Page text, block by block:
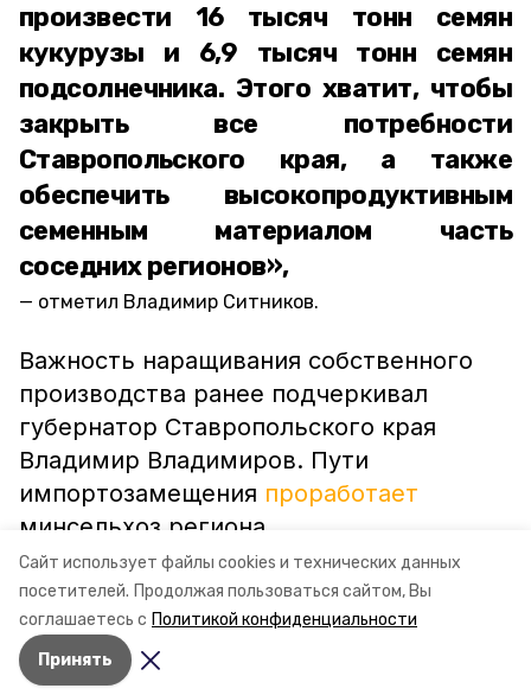
Сайт использует файлы cookies и технических данных
посетителей. Продолжая пользоваться сайтом, Вы
соглашаетесь с Политикой конфиденциальности
Принять
произвести 16 тысяч тонн семян
кукурузы и 6,9 тысяч тонн семян
подсолнечника. Этого хватит, чтобы
закрыть все потребности
Ставропольского края, а также
обеспечить высокопродуктивным
семенным материалом часть
соседних регионов»,
отметил Владимир Ситников.
Важность наращивания собственного
производства ранее подчеркивал
губернатор Ставропольского края
Владимир Владимиров. Пути
импортозамещения проработает
минсельхоз региона.
ставропольский край владимир ситников
Авторы: Сталина Лесь-Нелина